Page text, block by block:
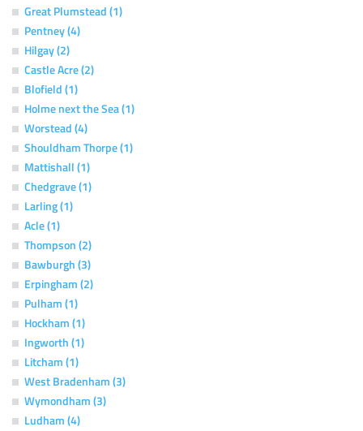
Great Plumstead (1)
Pentney (4)
Hilgay (2)
Castle Acre (2)
Blofield (1)
Holme next the Sea (1)
Worstead (4)
Shouldham Thorpe (1)
Mattishall (1)
Chedgrave (1)
Larling (1)
Acle (1)
Thompson (2)
Bawburgh (3)
Erpingham (2)
Pulham (1)
Hockham (1)
Ingworth (1)
Litcham (1)
West Bradenham (3)
Wymondham (3)
Ludham (4)